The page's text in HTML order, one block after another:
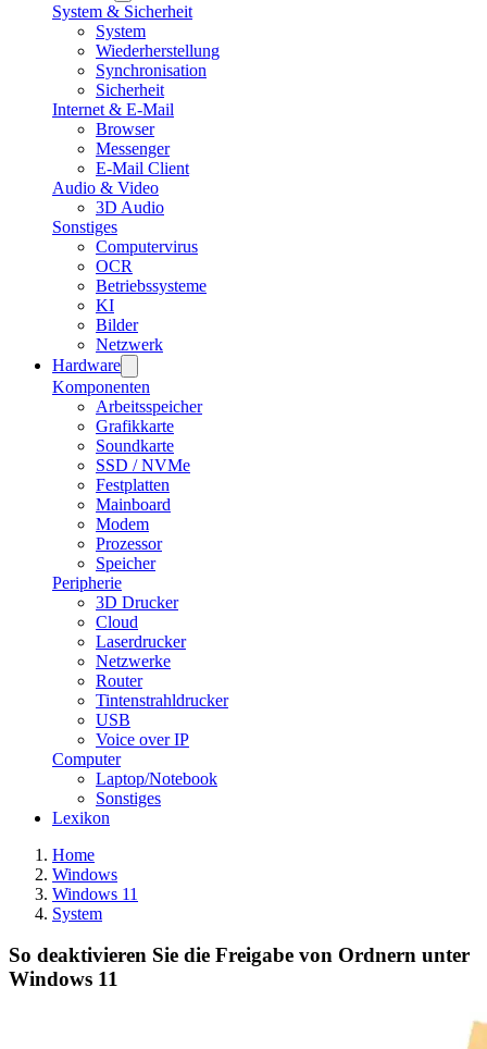
System & Sicherheit
System
Wiederherstellung
Synchronisation
Sicherheit
Internet & E-Mail
Browser
Messenger
E-Mail Client
Audio & Video
3D Audio
Sonstiges
Computervirus
OCR
Betriebssysteme
KI
Bilder
Netzwerk
Hardware
Komponenten
Arbeitsspeicher
Grafikkarte
Soundkarte
SSD / NVMe
Festplatten
Mainboard
Modem
Prozessor
Speicher
Peripherie
3D Drucker
Cloud
Laserdrucker
Netzwerke
Router
Tintenstrahldrucker
USB
Voice over IP
Computer
Laptop/Notebook
Sonstiges
Lexikon
Home
Windows
Windows 11
System
So deaktivieren Sie die Freigabe von Ordnern unter
Windows 11